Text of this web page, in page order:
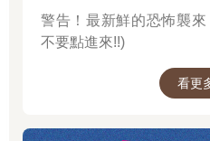
警告！最新鮮的恐怖襲
不要點進來!!)
看更